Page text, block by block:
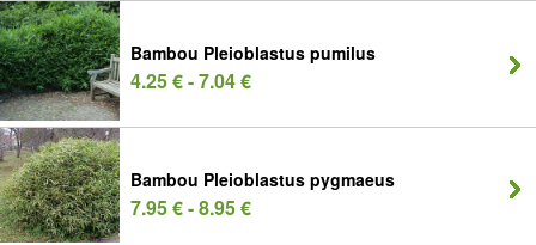
Bambou Pleioblastus pumilus
4.25 € - 7.04 €
Bambou Pleioblastus pygmaeus
7.95 € - 8.95 €